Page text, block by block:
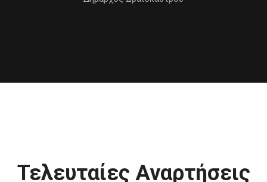
Τελευταίες Αναρτήσεις